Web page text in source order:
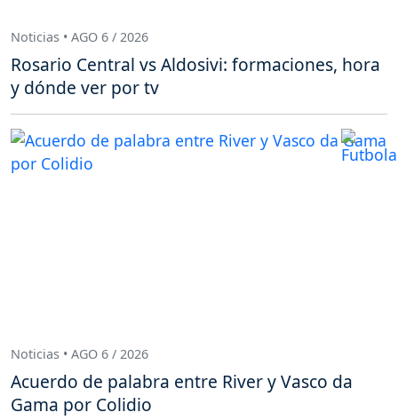
Noticias • AGO 6 / 2026
Rosario Central vs Aldosivi: formaciones, hora
y dónde ver por tv
Noticias • AGO 6 / 2026
Acuerdo de palabra entre River y Vasco da
Gama por Colidio